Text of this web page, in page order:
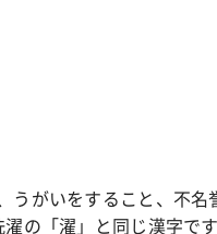
うがいをすること、不名
の「濯」と同じ漢字です